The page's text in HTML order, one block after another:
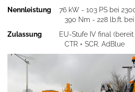
Nennleistung 76 kW - 103 PS bei
390 Nm - 228 lb.ft. bei
Zulassung
EU-Stufe IV final (bereit
CTR + SCR, AdBlue